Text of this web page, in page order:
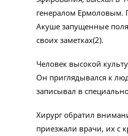
генералом Epмоловым.
Акуше запущенные
своих заметках(2).
Человек высокой
Он приглядывался к
записывал в
Хирург o6pатил
приезжали врачи, их с